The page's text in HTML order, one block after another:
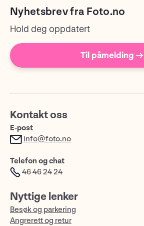
Nyhetsbrev fra Foto.no
Hold deg oppdatert
Til påmelding →
Kontakt oss
E-post
info@foto.no
Telefon og chat
46 46 24 24
Nyttige lenker
Besøk og parkering
Angrerett og retur